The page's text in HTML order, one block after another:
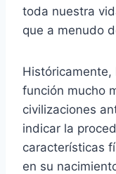
toda nuestra
que a menudo
Históricamente,
función mucho
civilizaciones
indicar la
características
en su